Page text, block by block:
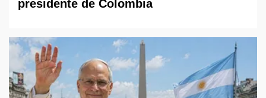
presidente de Colombia